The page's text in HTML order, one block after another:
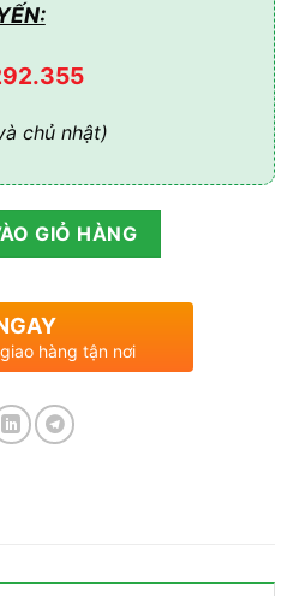
chủ nhật)
WIT 10K-HU - 3 pha áp thấp số
GIỎ HÀNG
hàng tận nơi